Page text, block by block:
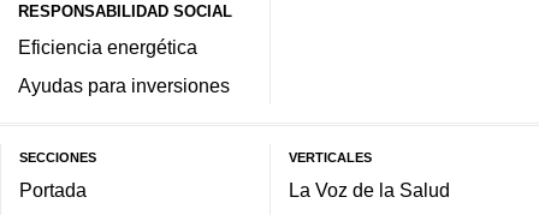
RESPONSABILIDAD SOCIAL
Eficiencia energética
Ayudas para inversiones
SECCIONES
Portada
VERTICALES
La Voz de la Salud